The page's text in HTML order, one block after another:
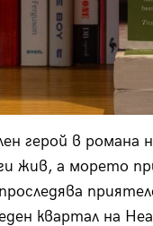
герой в
жив, а морето
квартал на